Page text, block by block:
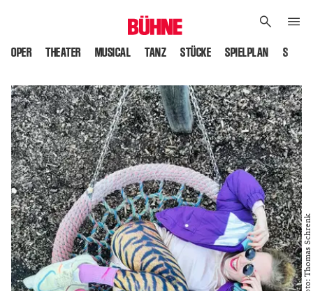
OPER THEATER MUSICAL TANZ STÜCKE SPIELPLAN
Foto: Thomas Schrenk